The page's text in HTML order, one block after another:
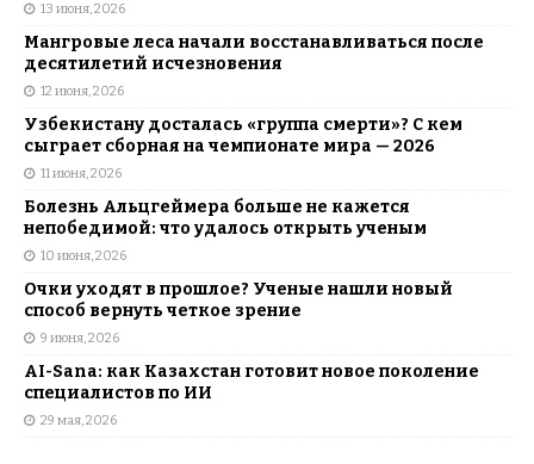
13 июня, 2026
Мангровые леса начали восстанавливаться после
десятилетий исчезновения
12 июня, 2026
Узбекистану досталась «группа смерти»? С кем
сыграет сборная на чемпионате мира — 2026
11 июня, 2026
Болезнь Альцгеймера больше не кажется
непобедимой: что удалось открыть ученым
10 июня, 2026
Очки уходят в прошлое? Ученые нашли новый
способ вернуть четкое зрение
9 июня, 2026
AI-Sana: как Казахстан готовит новое поколение
специалистов по ИИ
29 мая, 2026